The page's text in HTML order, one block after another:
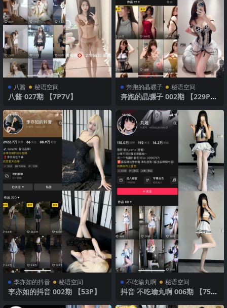
八酱 秘语空间
八酱 027期 【7P7V】
奔跑的晶骡子 秘语空间
奔跑的晶骡子 002期 【229P4
李亦如的抖音 秘语空间
李亦如的抖音 002期 【53P】
不吃瑜丸啊 秘语空间
抖音 不吃瑜丸啊 006期 【75P